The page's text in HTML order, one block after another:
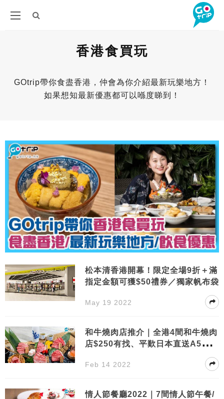
香港食買玩
GOtrip帶你食盡香港，仲會為你介紹最新玩樂地方！
如果想知最新優惠都可以喺度睇到！
松本清香港開幕！限定全場9折＋滿
指定金額可獲$50禮券／獨家帆布袋
May 19 2022
和牛燒肉店推介｜全港4間和牛燒肉
店$250有找、平歎日本直送A5和
Feb 14 2022
情人節餐廳2022｜7間情人節午餐/